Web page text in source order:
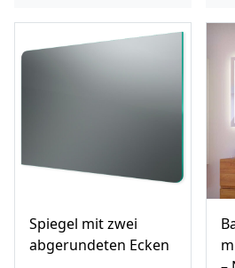
Spiegel mit zwei
abgerundeten Ecken